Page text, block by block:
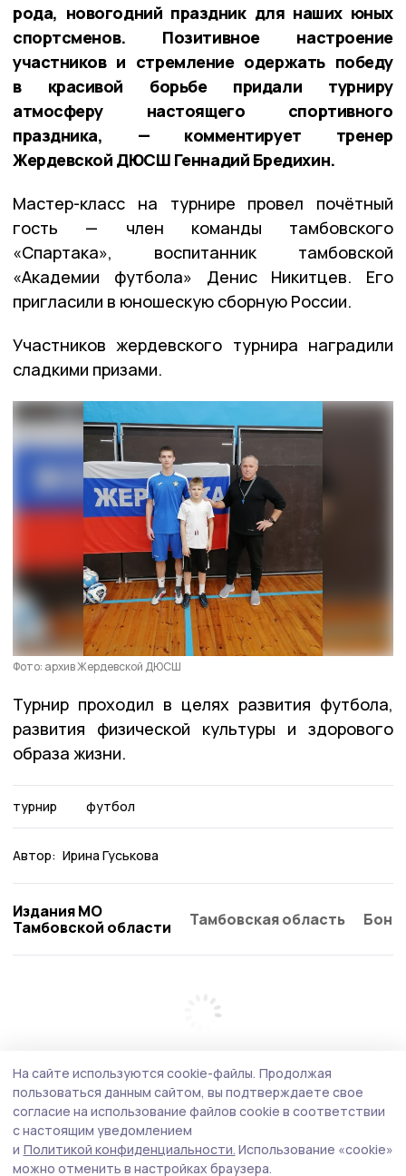
рода, новогодний праздник для наших юных
спортсменов. Позитивное настроение
участников и стремление одержать победу
в красивой борьбе придали турниру
атмосферу настоящего спортивного
праздника, — комментирует тренер
Жердевской ДЮСШ Геннадий Бредихин.
Мастер-класс на турнире провел почётный
гость — член команды тамбовского
«Спартака», воспитанник тамбовской
«Академии футбола» Денис Никитцев. Его
пригласили в юношескую сборную России.
Участников жердевского турнира наградили
сладкими призами.
Фото: архив Жердевской ДЮСШ
Турнир проходил в целях развития футбола,
развития физической культуры и здорового
образа жизни.
турнир футбол
Автор: Ирина Гуськова
Издания МО
Тамбовской области
Тамбовская область
На сайте используются cookie-файлы. Продолжая
пользоваться данным сайтом, вы подтверждаете свое
согласие на использование файлов cookie в соответствии
с настоящим уведомлением
и Политикой конфиденциальности. Использование «cookie»
можно отменить в настройках браузера.